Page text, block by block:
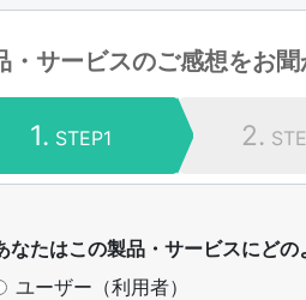
・サービスのご感想をお
1. STEP1 2.
なたはこの製品・サービスにど
ユーザー（利用者）